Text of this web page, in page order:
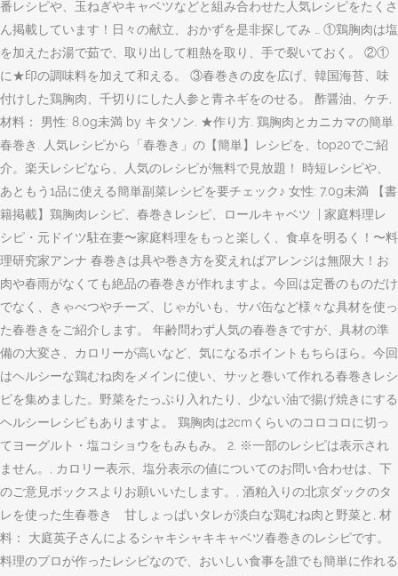
番レシピや、玉ねぎやキャベツなどと組み合わせた人気レシピをたくさ
ん掲載しています！日々の献立、おかずを是非探してみ … ①鶏胸肉は塩
を加えたお湯で茹で、取り出して粗熱を取り、手で裂いておく。 ②①
に★印の調味料を加えて和える。 ③春巻きの皮を広げ、韓国海苔、味
付けした鶏胸肉、千切りにした人参と青ネギをのせる。 酢醤油、ケチ,
材料： 男性: 8.0g未満 by キタソン. ★作り方. 鶏胸肉とカニカマの簡単
春巻き. 人気レシピから「春巻き」の【簡単】レシピを、top20でご紹
介。楽天レシピなら、人気のレシピが無料で見放題！ 時短レシピや、
あともう1品に使える簡単副菜レシピを要チェック♪ 女性: 7.0g未満 【書
籍掲載】鶏胸肉レシピ、春巻きレシピ、ロールキャベツ ️ | 家庭料理レ
シピ・元ドイツ駐在妻〜家庭料理をもっと楽しく、食卓を明るく！〜料
理研究家アンナ 春巻きは具や巻き方を変えればアレンジは無限大！お
肉や春雨がなくても絶品の春巻きが作れますよ。今回は定番のものだけ
でなく、きゃべつやチーズ、じゃがいも、サバ缶など様々な具材を使っ
た春巻きをご紹介します。 年齢問わず人気の春巻きですが、具材の準
備の大変さ、カロリーが高いなど、気になるポイントもちらほら。今回
はヘルシーな鶏むね肉をメインに使い、サッと巻いて作れる春巻きレシ
ピを集めました。野菜をたっぷり入れたり、少ない油で揚げ焼きにする
ヘルシーレシピもありますよ。 鶏胸肉は2cmくらいのコロコロに切っ
てヨーグルト・塩コショウをもみもみ。 2. ※一部のレシピは表示され
ません。, カロリー表示、塩分表示の値についてのお問い合わせは、下
のご意見ボックスよりお願いいたします。, 酒粕入りの北京ダックのタ
レを使った生春巻き 甘しょっぱいタレが淡白な鶏むね肉と野菜と, 材
料： 大庭英子さんによるシャキシャキキャベツ春巻きのレシピです。
料理のプロが作ったレシピなので、おいしい食事を誰でも簡単に作れる